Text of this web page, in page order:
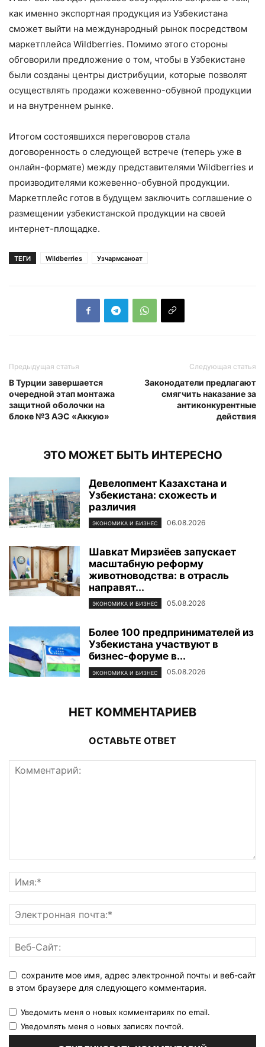
как именно экспортная продукция из Узбекистана
сможет выйти на международный рынок посредством
маркетплейса Wildberries. Помимо этого стороны
обговорили предложение о том, чтобы в Узбекистане
были созданы центры дистрибуции, которые позволят
осуществлять продажи кожевенно-обувной продукции
и на внутреннем рынке.
Итогом состоявшихся переговоров стала
договоренность о следующей встрече (теперь уже в
онлайн-формате) между представителями Wildberries и
производителями кожевенно-обувной продукции.
Маркетплейс готов в будущем заключить соглашение о
размещении узбекистанской продукции на своей
интернет-площадке.
ТЕГИ Wildberries Узчармсаноат
Предыдущая статья
В Турции завершается
очередной этап монтажа
защитной оболочки на
блоке №3 АЭС «Аккую»
Следующая статья
Законодатели предлагают
смягчить наказание за
антиконкурентные
действия
ЭТО МОЖЕТ БЫТЬ ИНТЕРЕСНО
Девелопмент Казахстана и
Узбекистана: схожесть и
различия
ЭКОНОМИКА И БИЗНЕС 06.08.2026
Шавкат Мирзиёев запускает
масштабную реформу
животноводства: в отрасль
направят...
ЭКОНОМИКА И БИЗНЕС 05.08.2026
Более 100 предпринимателей из
Узбекистана участвуют в
бизнес-форуме в...
ЭКОНОМИКА И БИЗНЕС 05.08.2026
НЕТ КОММЕНТАРИЕВ
ОСТАВЬТЕ ОТВЕТ
сохраните мое имя, адрес электронной почты и веб-сайт
в этом браузере для следующего комментария.
Уведомить меня о новых комментариях по email.
Уведомлять меня о новых записях почтой.